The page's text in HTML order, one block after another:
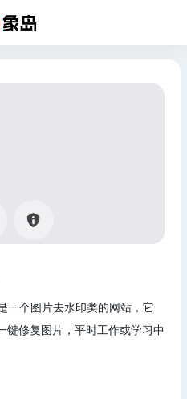
一个图片去水印类的网站，它
键修复图片，平时工作或学习中